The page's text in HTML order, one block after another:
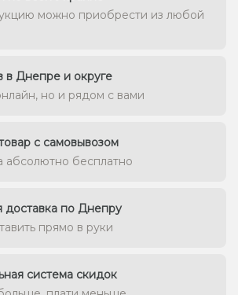
можно приобрести из любой
в Днепре и округе
но и рядом с вами
с самовывозом
абсолютно бесплатно
доставка по Днепру
прямо в руки
система скидок